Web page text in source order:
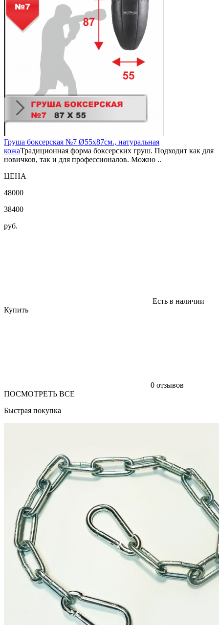
Груша боксерская №7 Ø55х87см., натуральная
кожаТрадиционная форма боксерских груш. Подходит как для
новичков, так и для профессионалов. Можно ..
ЦЕНА
48000
38400
руб.
Есть в наличии
Купить
0 отзывов
ПОСМОТРЕТЬ ВСЕ
Быстрая покупка